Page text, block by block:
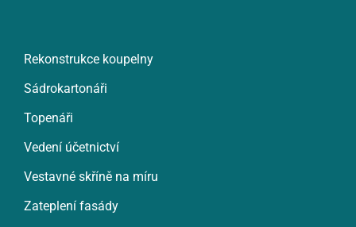
Rekonstrukce koupelny
Sádrokartonáři
Topenáři
Vedení účetnictví
Vestavné skříně na míru
Zateplení fasády